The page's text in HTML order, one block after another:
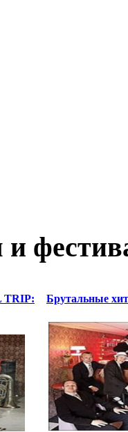
и
TRIP:
Брутальные